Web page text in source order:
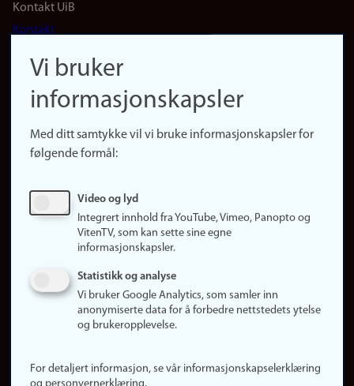
Footer
(no)
Kontakt UiB
Kontakt
Finn forsker
Presse
Finn studier
Ledige stillinger
Om nettstedet
Informasjonskapsler
Personvern
Vi bruker
informasjonskapsler
Med ditt samtykke vil vi bruke informasjonskapsler for
følgende formål:
Video og lyd
Integrert innhold fra YouTube, Vimeo, Panopto og
VitenTV, som kan sette sine egne
informasjonskapsler.
Statistikk og analyse
Vi bruker Google Analytics, som samler inn
anonymiserte data for å forbedre nettstedets ytelse
og brukeropplevelse.
For detaljert informasjon, se vår informasjonskapselerklæring